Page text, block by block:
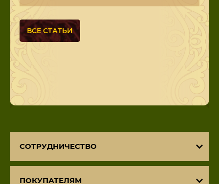
ВСЕ СТАТЬИ
СОТРУДНИЧЕСТВО
ПОКУПАТЕЛЯМ